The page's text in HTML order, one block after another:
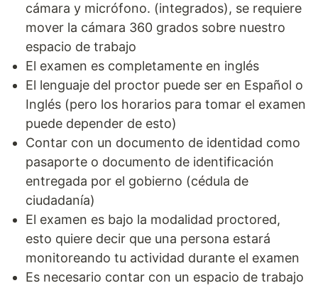
cámara y micrófono. (integrados), se requiere
mover la cámara 360 grados sobre nuestro
espacio de trabajo
El examen es completamente en inglés
El lenguaje del proctor puede ser en Español o
Inglés (pero los horarios para tomar el examen
puede depender de esto)
Contar con un documento de identidad como
pasaporte o documento de identificación
entregada por el gobierno (cédula de
ciudadanía)
El examen es bajo la modalidad proctored,
esto quiere decir que una persona estará
monitoreando tu actividad durante el examen
Es necesario contar con un espacio de trabajo